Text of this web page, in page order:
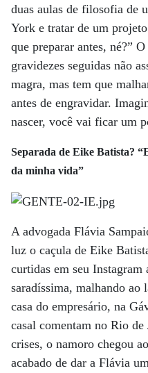
duas aulas de filosofia de
York e tratar de um
que preparar antes, né?”
gravidezes seguidas não
magra, mas tem que
antes de engravidar.
nascer, você vai ficar um
Separada de Eike Batista?
da minha vida”
A advogada Flávia
luz o caçula de Eike
curtidas em seu Instagram
saradíssima, malhando ao
casa do empresário, na
casal comentam no Rio
crises, o namoro chegou
acabado de dar a Flávia